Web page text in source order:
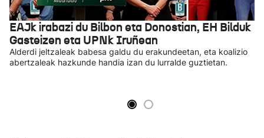
EAJk irabazi du Bilbon eta Donostian, EH Bilduk
Gasteizen eta UPNk Iruñean
Alderdi jeltzaleak babesa galdu du erakundeetan, eta koalizio
abertzaleak hazkunde handia izan du lurralde guztietan.